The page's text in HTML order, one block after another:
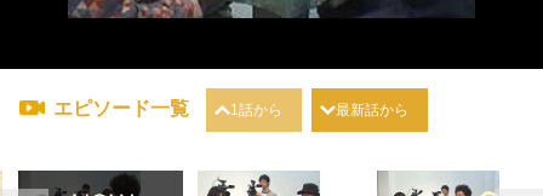
エピソード一覧 1話から 最新話から